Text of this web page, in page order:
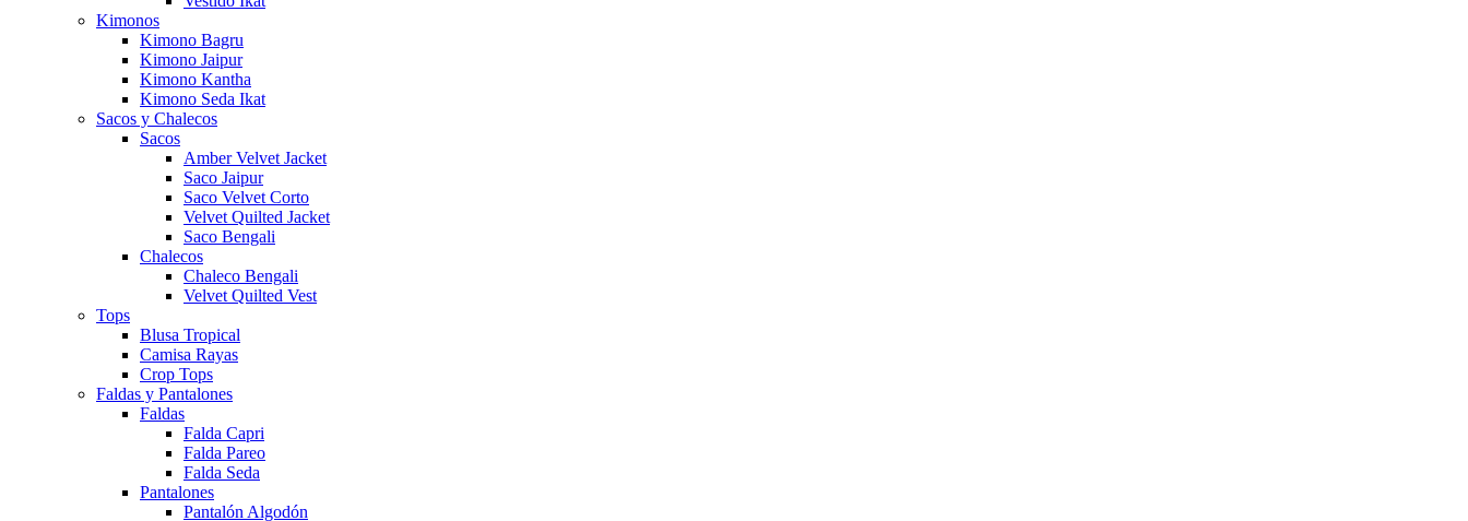
Kimonos
Kimono Bagru
Kimono Jaipur
Kimono Kantha
Kimono Seda Ikat
Sacos y Chalecos
Sacos
Amber Velvet Jacket
Saco Jaipur
Saco Velvet Corto
Velvet Quilted Jacket
Saco Bengali
Chalecos
Chaleco Bengali
Velvet Quilted Vest
Tops
Blusa Tropical
Camisa Rayas
Crop Tops
Faldas y Pantalones
Faldas
Falda Capri
Falda Pareo
Falda Seda
Pantalones
Pantalón Algodón